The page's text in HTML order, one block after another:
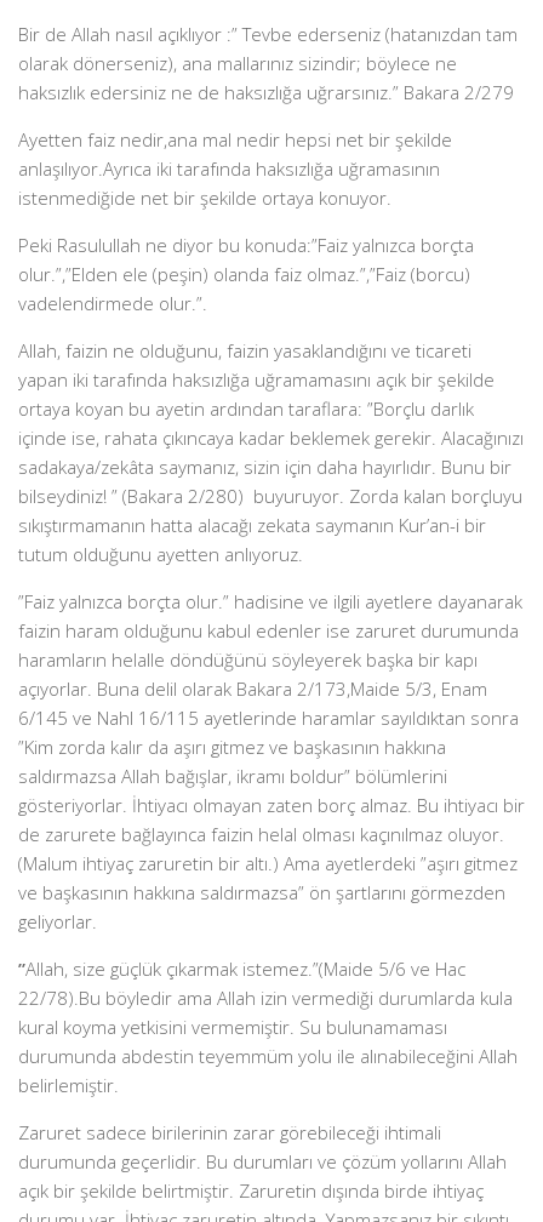
Bir de Allah nasıl açıklıyor :” Tevbe ederseniz (hatanızdan tam
olarak dönerseniz), ana mallarınız sizindir; böylece ne
haksızlık edersiniz ne de haksızlığa uğrarsınız.” Bakara 2/279
Ayetten faiz nedir,ana mal nedir hepsi net bir şekilde
anlaşılıyor.Ayrıca iki tarafında haksızlığa uğramasının
istenmediğide net bir şekilde ortaya konuyor.
Peki Rasulullah ne diyor bu konuda:”Faiz yalnızca borçta
olur.”,”Elden ele (peşin) olanda faiz olmaz.”,”Faiz (borcu)
vadelendirmede olur.”.
Allah, faizin ne olduğunu, faizin yasaklandığını ve ticareti
yapan iki tarafında haksızlığa uğramamasını açık bir şekilde
ortaya koyan bu ayetin ardından taraflara: ”Borçlu darlık
içinde ise, rahata çıkıncaya kadar beklemek gerekir. Alacağınızı
sadakaya/zekâta saymanız, sizin için daha hayırlıdır. Bunu bir
bilseydiniz! ” (Bakara 2/280) buyuruyor. Zorda kalan borçluyu
sıkıştırmamanın hatta alacağı zekata saymanın Kur’an-i bir
tutum olduğunu ayetten anlıyoruz.
”Faiz yalnızca borçta olur.” hadisine ve ilgili ayetlere dayanarak
faizin haram olduğunu kabul edenler ise zaruret durumunda
haramların helalle döndüğünü söyleyerek başka bir kapı
açıyorlar. Buna delil olarak Bakara 2/173,Maide 5/3, Enam
6/145 ve Nahl 16/115 ayetlerinde haramlar sayıldıktan sonra
”Kim zorda kalır da aşırı gitmez ve başkasının hakkına
saldırmazsa Allah bağışlar, ikramı boldur” bölümlerini
gösteriyorlar. İhtiyacı olmayan zaten borç almaz. Bu ihtiyacı bir
de zarurete bağlayınca faizin helal olması kaçınılmaz oluyor.
(Malum ihtiyaç zaruretin bir altı.) Ama ayetlerdeki ”aşırı gitmez
ve başkasının hakkına saldırmazsa” ön şartlarını görmezden
geliyorlar.
”Allah, size güçlük çıkarmak istemez.”(Maide 5/6 ve Hac
22/78).Bu böyledir ama Allah izin vermediği durumlarda kula
kural koyma yetkisini vermemiştir. Su bulunamaması
durumunda abdestin teyemmüm yolu ile alınabileceğini Allah
belirlemiştir.
Zaruret sadece birilerinin zarar görebileceği ihtimali
durumunda geçerlidir. Bu durumları ve çözüm yollarını Allah
açık bir şekilde belirtmiştir. Zaruretin dışında birde ihtiyaç